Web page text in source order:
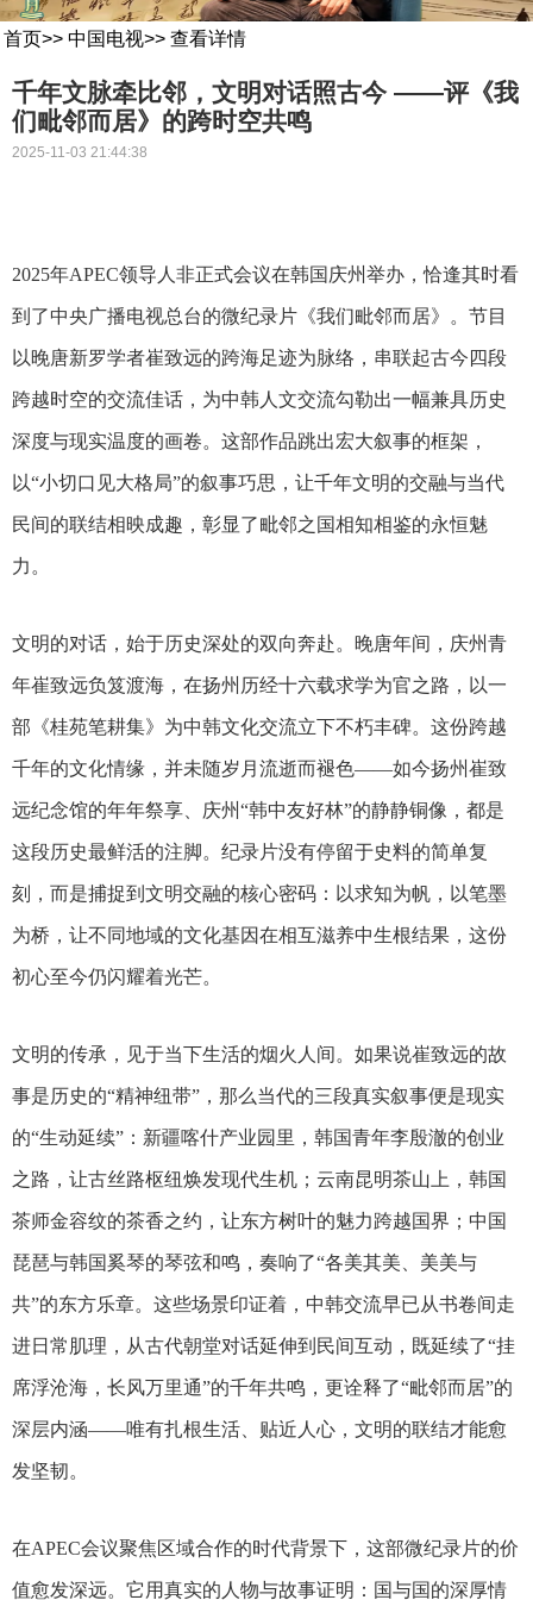
首页>> 中国电视>> 查看详情
千年文脉牵比邻，文明对话照古今 ——评《我
们毗邻而居》的跨时空共鸣
2025-11-03 21:44:38
2025年APEC领导人非正式会议在韩国庆州举办 ，恰逢其时看
到了中央广播电视总台的微纪录片 《我们毗邻而居》 。节目
以晚唐新罗学者崔致远的跨海足迹为脉络，串联起古今四段
跨越时空的交流佳话，为中韩人文交流勾勒出一幅兼具历史
深度与现实温度的画卷。这部作品跳出宏大叙事的框架，
以“小切口见大格局”的叙事巧思，让千年文明的交融与当代
民间的联结相映成趣，彰显了毗邻之国相知相鉴的永恒魅
力。
文明的对话，始于历史深处的双向奔赴。晚唐年间，庆州青
年崔致远负笈渡海，在扬州历经十六载求学为官之路，以一
部《桂苑笔耕集》为中韩文化交流立下不朽丰碑。这份跨越
千年的文化情缘，并未随岁月流逝而褪色——如今扬州崔致
远纪念馆的年年祭享、庆州“韩中友好林”的静静铜像，都是
这段历史最鲜活的注脚。纪录片没有停留于史料的简单复
刻，而是捕捉到文明交融的核心密码：以求知为帆，以笔墨
为桥，让不同地域的文化基因在相互滋养中生根结果，这份
初心至今仍闪耀着光芒。
文明的传承，见于当下生活的烟火人间。如果说崔致远的故
事是历史的“精神纽带”，那么当代的三段真实叙事便是现实
的“生动延续”：新疆喀什产业园里，韩国青年李殷澈的创业
之路，让古丝路枢纽焕发现代生机；云南昆明茶山上，韩国
茶师金容纹的茶香之约，让东方树叶的魅力跨越国界；中国
琵琶与韩国奚琴的琴弦和鸣，奏响了“各美其美、美美与
共”的东方乐章。这些场景印证着，中韩交流早已从书卷间走
进日常肌理，从古代朝堂对话延伸到民间互动，既延续了“挂
席浮沧海，长风万里通”的千年共鸣，更诠释了“毗邻而居”的
深层内涵——唯有扎根生活、贴近人心，文明的联结才能愈
发坚韧。
在APEC会议聚焦区域合作的时代背景下，这部微纪录片的价
值愈发深远。它用真实的人物与故事证明：国与国的深厚情